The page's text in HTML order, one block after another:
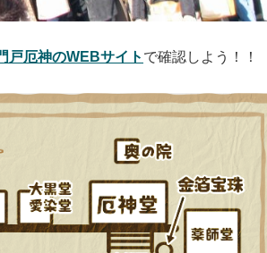
戸厄神のWEBサイト で確認しよう！！